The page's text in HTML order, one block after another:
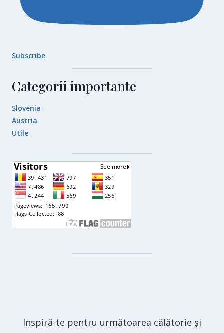
Subscribe
Categorii importante
Slovenia
Austria
Utile
Inspiră-te pentru următoarea călătorie și